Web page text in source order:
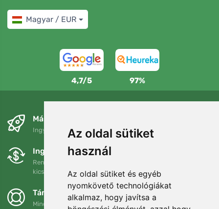
Az oldal sütiket
használ
Az oldal sütiket és egyéb
nyomkövető technológiákat
alkalmaz, hogy javítsa a
Magyar / EUR
4,7/5 97%
Másnapra és ingyenesen
Ingyenes szállítás a következő összeg felett: 80 EUR
Ingyenes csere és visszaküldés
Rendelését 90 napon belül bármikor visszaküldheti vagy
kicserélheti.
Támogatjuk a Trees.org-ot
Minden megrendelésért ültetünk egy fát! Bővebben